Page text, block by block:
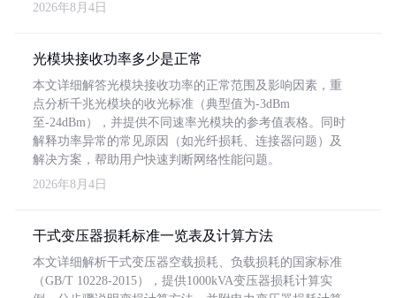
2026年8月4日
光模块接收功率多少是正常
本文详细解答光模块接收功率的正常范围及影响因素，重
点分析千兆光模块的收光标准（典型值为-3dBm
至-24dBm），并提供不同速率光模块的参考值表格。同时
解释功率异常的常见原因（如光纤损耗、连接器问题）及
解决方案，帮助用户快速判断网络性能问题。
2026年8月4日
干式变压器损耗标准一览表及计算方法
本文详细解析干式变压器空载损耗、负载损耗的国家标准
（GB/T 10228-2015），提供1000kVA变压器损耗计算实